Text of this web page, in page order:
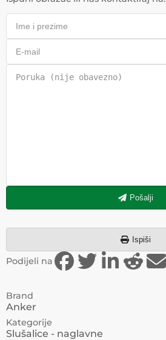
Pošalji
Ispiši
Podijeli na
Brand
Anker
Kategorije
Slušalice - naglavne